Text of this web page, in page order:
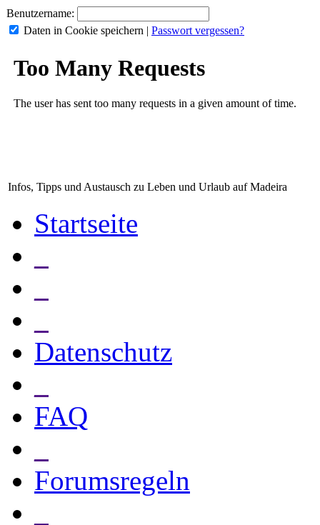
Benutzername:
Daten in Cookie speichern | Passwort vergessen?
Infos, Tipps und Austausch zu Leben und Urlaub auf Madeira
Startseite
Datenschutz
FAQ
Forumsregeln